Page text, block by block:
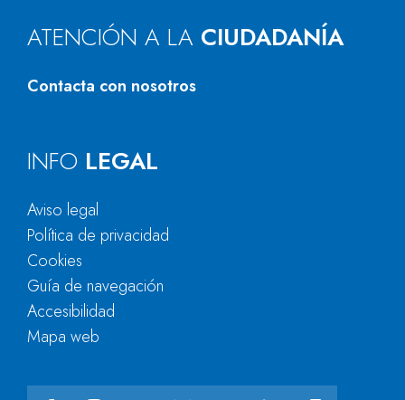
ATENCIÓN A LA CIUDADANÍA
Contacta con nosotros
INFO LEGAL
Aviso legal
Política de privacidad
Cookies
Guía de navegación
Accesibilidad
Mapa web